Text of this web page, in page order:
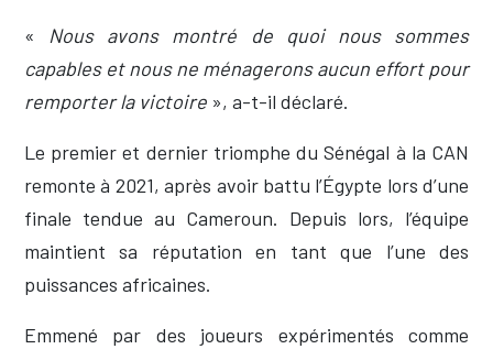
« Nous avons montré de quoi nous sommes
capables et nous ne ménagerons aucun effort pour
remporter la victoire », a-t-il déclaré.
Le premier et dernier triomphe du Sénégal à la CAN
remonte à 2021, après avoir battu l’Égypte lors d’une
finale tendue au Cameroun. Depuis lors, l’équipe
maintient sa réputation en tant que l’une des
puissances africaines.
Emmené par des joueurs expérimentés comme